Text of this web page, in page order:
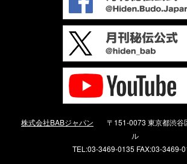
株式会社BABジャパン
〒151-0073 東京都渋谷
ル
TEL:03-3469-0135 FAX:03-3469-